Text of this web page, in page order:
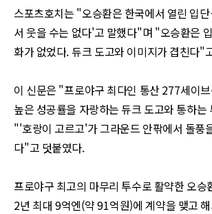
스포츠호치는 "오승환은 한국에서 열린 입
서 웃을 수는 없다'고 말했다"며 "오승환은
화가 없었다.듀크 도고와 이미지가 겹친다"
이 신문은 "프로야구 최다인 통산277세이
높은 성공률을 자랑하는 듀크 도고와 통하는
"'호랑이 고르고'가 그라운드 안팎에서 돌풍
다"고 덧붙였다.
프로야구 최고의 마무리 투수로 활약한 오승
2년 최대 9억엔(약91억원)에 계약을 맺고